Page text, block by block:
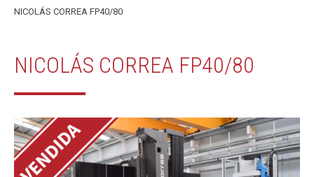
NICOLÁS CORREA FP40/80
NICOLÁS CORREA FP40/80